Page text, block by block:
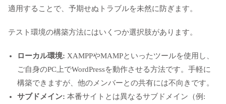
適用することで、予期せぬトラブルを未然に防ぎます。
テスト環境の構築方法にはいくつか選択肢があります。
ローカル環境: XAMPPやMAMPといったツールを使用し、
ご自身のPC上でWordPressを動作させる方法です。手軽に
構築できますが、他のメンバーとの共有には不向きです。
サブドメイン: 本番サイトとは異なるサブドメイン（例: